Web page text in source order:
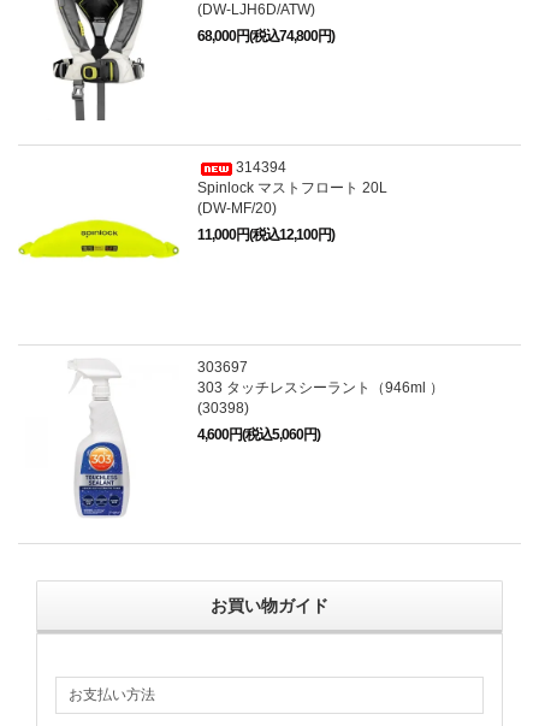
(DW-LJH6D/ATW)
68,000円(税込74,800円)
314394
Spinlock マストフロート 20L
(DW-MF/20)
11,000円(税込12,100円)
303697
303 タッチレスシーラント（946ml ）
(30398)
4,600円(税込5,060円)
お買い物ガイド
お支払い方法